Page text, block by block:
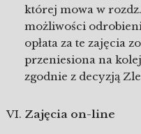
której mowa w
możliwości
opłata za te zajęcia
przeniesiona na
zgodnie z decyzją
Zajęcia on-line